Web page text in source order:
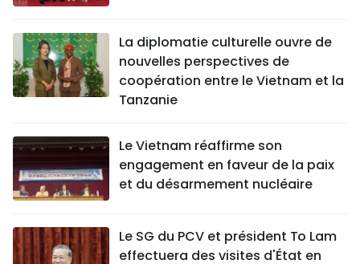
La diplomatie culturelle ouvre de
nouvelles perspectives de
coopération entre le Vietnam et la
Tanzanie
Le Vietnam réaffirme son
engagement en faveur de la paix
et du désarmement nucléaire
Le SG du PCV et président To Lam
effectuera des visites d'État en